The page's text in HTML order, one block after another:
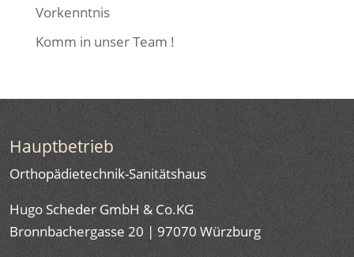
Vorkenntnis
Komm in unser Team !
Hauptbetrieb
Orthopädietechnik-Sanitätshaus
Hugo Scheder GmbH & Co.KG
Bronnbachergasse 20 | 97070 Würzburg